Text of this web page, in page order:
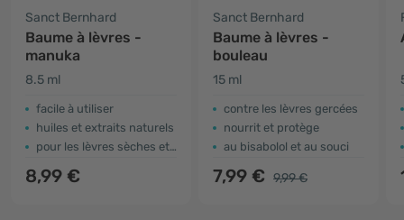
Sanct Bernhard
Baume à lèvres -
manuka
8.5 ml
facile à utiliser
huiles et extraits naturels
pour les lèvres sèches et gercées
8,99 €
Sanct Bernhard
Baume à lèvres -
bouleau
15 ml
contre les lèvres gercées
nourrit et protège
au bisabolol et au souci
7,99 € 9,99 €